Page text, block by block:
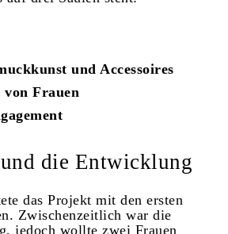
und Accessoires
von Frauen
die Entwicklung
das Projekt mit den ersten
Zwischenzeitlich war die
jedoch wollte zwei Frauen